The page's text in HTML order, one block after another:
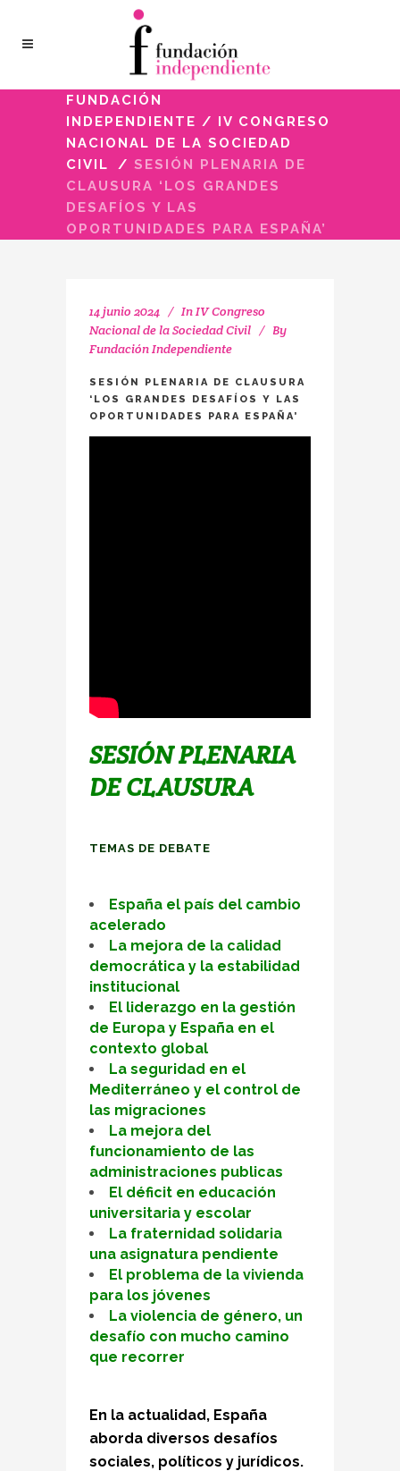
FUNDACIÓN
INDEPENDIENTE / IV CONGRESO
NACIONAL DE LA SOCIEDAD
CIVIL
/ SESIÓN PLENARIA DE
CLAUSURA ‘LOS GRANDES
DESAFÍOS Y LAS
OPORTUNIDADES PARA ESPAÑA’
14 junio 2024 InIV Congreso
Nacional de la Sociedad Civil
By
Fundación Independiente
SESIÓN PLENARIA DE CLAUSURA
‘LOS GRANDES DESAFÍOS Y LAS
OPORTUNIDADES PARA ESPAÑA’
SESIÓN PLENARIA
DE CLAUSURA
TEMAS DE DEBATE
España el país del cambio
acelerado
La mejora de la calidad
democrática y la estabilidad
institucional
El liderazgo en la gestión
de Europa y España en el
contexto global
La seguridad en el
Mediterráneo y el control de
las migraciones
La mejora del
funcionamiento de las
administraciones publicas
El déficit en educación
universitaria y escolar
La fraternidad solidaria
una asignatura pendiente
El problema de la vivienda
para los jóvenes
La violencia de género, un
desafío con mucho camino
que recorrer
En la actualidad, España
aborda diversos desafíos
sociales, políticos y jurídicos.